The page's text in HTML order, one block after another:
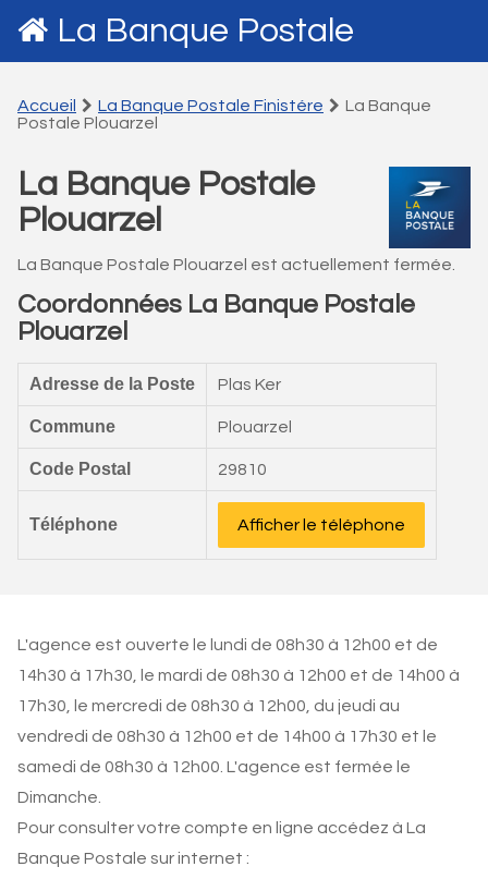
La Banque Postale
Accueil La Banque Postale Finistére
La Banque
Postale Plouarzel
La Banque Postale
Plouarzel
La Banque Postale Plouarzel est actuellement fermée.
Coordonnées La Banque Postale
Plouarzel
Adresse de la Poste Plas Ker
Commune Plouarzel
Code Postal 29810
Téléphone Afficher le téléphone
L'agence est ouverte le lundi de 08h30 à 12h00 et de
14h30 à 17h30, le mardi de 08h30 à 12h00 et de 14h00 à
17h30, le mercredi de 08h30 à 12h00, du jeudi au
vendredi de 08h30 à 12h00 et de 14h00 à 17h30 et le
samedi de 08h30 à 12h00. L'agence est fermée le
Dimanche.
Pour consulter votre compte en ligne accédez à La
Banque Postale sur internet :